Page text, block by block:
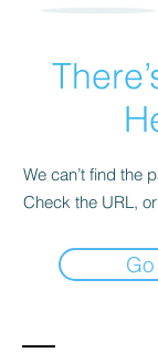
We can’t find the
Check the URL,